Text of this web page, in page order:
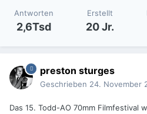
Antworten
2,6Tsd
Erstellt
20 Jr.
preston sturges
Geschrieben 24. November
Das 15. Todd-AO 70mm Filmfestival